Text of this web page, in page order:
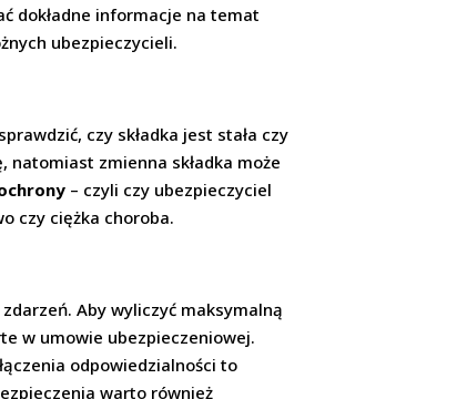
dokładne informacje na temat
ubezpieczycieli.
czy składka jest stała czy
natomiast zmienna składka może
– czyli czy ubezpieczyciel
czy ciężka choroba.
Aby wyliczyć maksymalną
w umowie ubezpieczeniowej.
odpowiedzialności to
warto również